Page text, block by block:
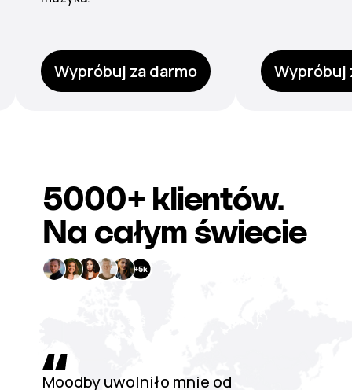
Wypróbuj za darmo Wypróbuj
Moodby uwolniło mnie od
5000+ klientów.
Na całym świecie